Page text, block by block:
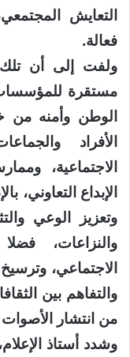
التعايش
فعالة.
ولفت إلى أن تلك
مستقرة
الوطن وأمنه من
الأفراد
الاجتماعية،
الإبداع التعاوني،
وتعزيز الوعي
والنزاعات،
الاجتماعي، وترسيخ
والتفاهم بين
من انتشار الأصوات
وشدد أستاذ